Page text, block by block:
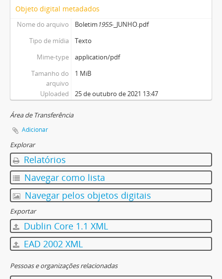
Objeto digital metadados
Nome do arquivo Boletim 1955-_JUNHO.pdf
Tipo de mídia
Texto
Mime-type
application/pdf
Tamanho do
arquivo
1 MiB
Uploaded 25 de outubro de 2021 13:47
Área de Transferência
Adicionar
Explorar
Relatórios
Navegar como lista
Navegar pelos objetos digitais
Exportar
Dublin Core 1.1 XML
EAD 2002 XML
Pessoas e organizações relacionadas